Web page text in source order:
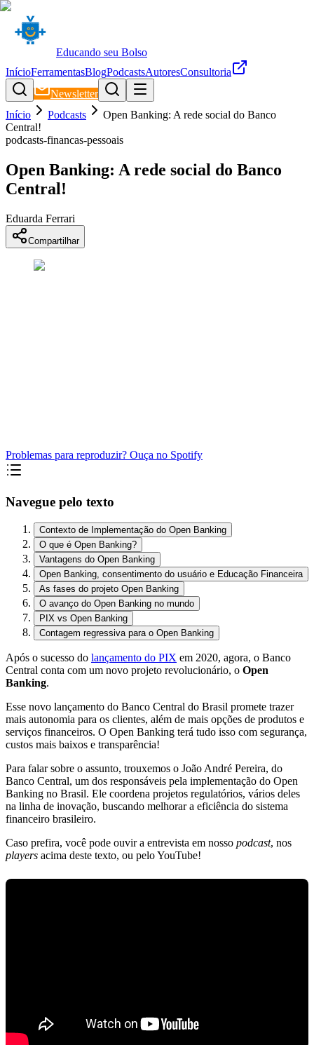
Educando seu Bolso
InícioFerramentasBlogPodcastsAutoresConsultoria
Newsletter
Início
Podcasts
Open Banking: A rede social do Banco
Central!
podcasts-financas-pessoais
Open Banking: A rede social do Banco
Central!
Eduarda Ferrari
Compartilhar
Problemas para reproduzir? Ouça no Spotify
Navegue pelo texto
Contexto de Implementação do Open Banking
O que é Open Banking?
Vantagens do Open Banking
Open Banking, consentimento do usuário e Educação Financeira
As fases do projeto Open Banking
O avanço do Open Banking no mundo
PIX vs Open Banking
Contagem regressiva para o Open Banking
Após o sucesso do lançamento do PIX em 2020, agora, o Banco
Central conta com um novo projeto revolucionário, o Open
Banking.
Esse novo lançamento do Banco Central do Brasil promete trazer
mais autonomia para os clientes, além de mais opções de produtos e
serviços financeiros. O Open Banking terá tudo isso com segurança,
custos mais baixos e transparência!
Para falar sobre o assunto, trouxemos o João André Pereira, do
Banco Central, um dos responsáveis pela implementação do Open
Banking no Brasil. Ele coordena projetos regulatórios, vários deles
na linha de inovação, buscando melhorar a eficiência do sistema
financeiro brasileiro.
Caso prefira, você pode ouvir a entrevista em nosso podcast, nos
players acima deste texto, ou pelo YouTube!